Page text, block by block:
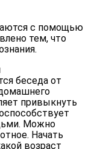
с помощью
тем, что
беседа от
привыкнуть
Можно
Начать
возраст